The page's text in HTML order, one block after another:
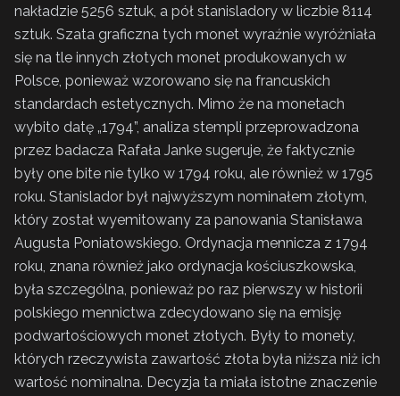
nakładzie 5256 sztuk, a pół stanisladory w liczbie 8114
sztuk. Szata graficzna tych monet wyraźnie wyróżniała
się na tle innych złotych monet produkowanych w
Polsce, ponieważ wzorowano się na francuskich
standardach estetycznych. Mimo że na monetach
wybito datę „1794”, analiza stempli przeprowadzona
przez badacza Rafała Janke sugeruje, że faktycznie
były one bite nie tylko w 1794 roku, ale również w 1795
roku. Stanislador był najwyższym nominałem złotym,
który został wyemitowany za panowania Stanisława
Augusta Poniatowskiego. Ordynacja mennicza z 1794
roku, znana również jako ordynacja kościuszkowska,
była szczególna, ponieważ po raz pierwszy w historii
polskiego mennictwa zdecydowano się na emisję
podwartościowych monet złotych. Były to monety,
których rzeczywista zawartość złota była niższa niż ich
wartość nominalna. Decyzja ta miała istotne znaczenie